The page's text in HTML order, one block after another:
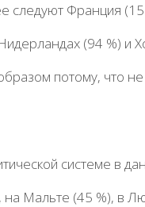
следуют Франция
(94 %) и
потому, что
системе в
Мальте (45 %), в